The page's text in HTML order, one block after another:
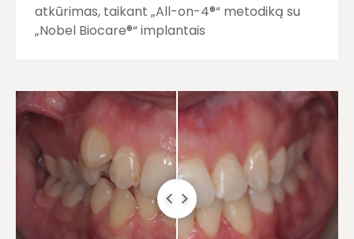
atkūrimas, taikant „All-on-4®“ metodiką su
„Nobel Biocare®“ implantais